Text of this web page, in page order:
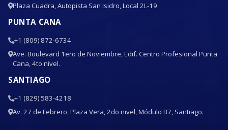
Plaza Cuadra, Autopista San Isidro, Local 2L-19
PUNTA CANA
+1 (809) 872-6734
Ave. Boulevard 1ero de Noviembre, Edif. Centro Profesional Punta
Cana, 4to nivel.
SANTIAGO
+1 (829) 583-4218
Av. 27 de Febrero, Plaza Vera, 2do nivel, Módulo B7, Santiago.